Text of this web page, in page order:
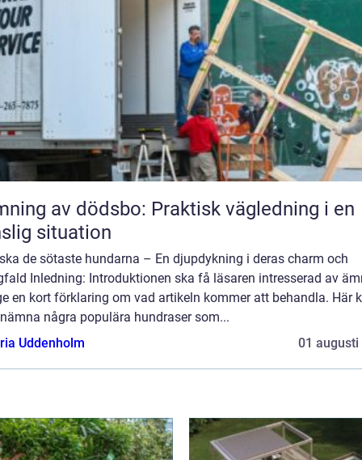
av dödsbo: Praktisk vägledning i en
situation
de sötaste hundarna – En djupdykning i deras charm och
Inledning: Introduktionen ska få läsaren intresserad av
en kort förklaring om vad artikeln kommer att behandla. Här
några populära hundraser som...
Uddenholm
01 augusti